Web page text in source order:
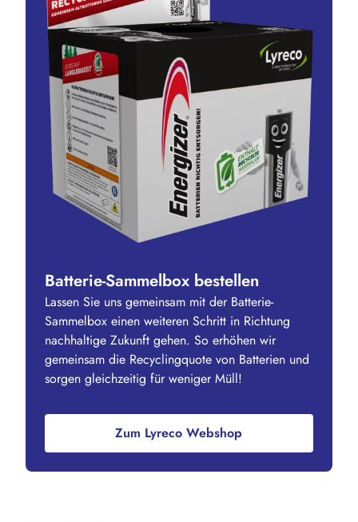
Batterie-Sammelbox bestellen
Lassen Sie uns gemeinsam mit der Batterie-
Sammelbox einen weiteren Schritt in Richtung
nachhaltige Zukunft gehen. So erhöhen wir
gemeinsam die Recyclingquote von Batterien und
sorgen gleichzeitig für weniger Müll!
Zum Lyreco Webshop